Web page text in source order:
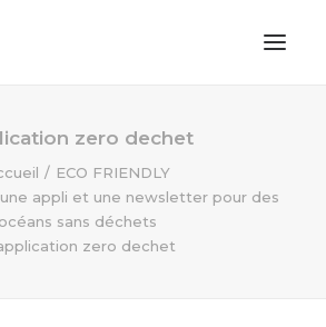
zero dechet
ECO FRIENDLY
appli et une newsletter pour des
océans sans déchets
zero dechet